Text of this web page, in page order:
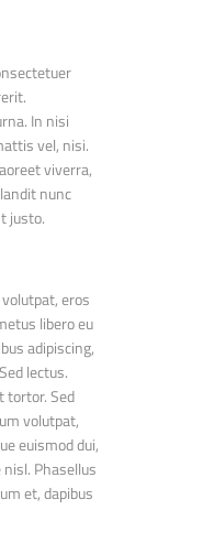
In nisi
vel, nisi.
viverra,
nunc
justo.
eros
libero eu
adipiscing,
lectus.
tortor. Sed
volutpat,
euismod dui,
Phasellus
et, dapibus